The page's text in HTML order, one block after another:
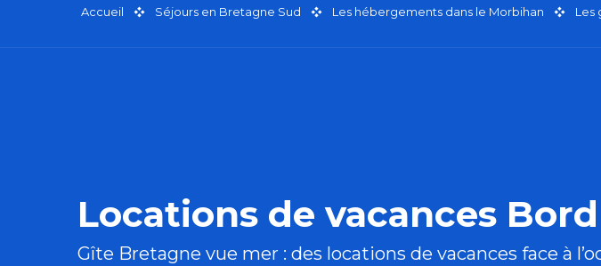
Accueil Séjours en Bretagne Sud Les hébergements dans le Morbihan Les
Locations de vacances
Gîte Bretagne vue mer : des locations de vacances face à